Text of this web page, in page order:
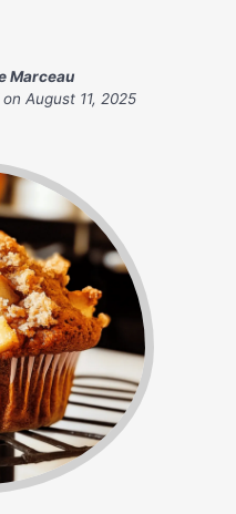
Marceau
August 11, 2025